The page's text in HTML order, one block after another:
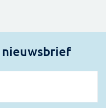
nieuwsbrief